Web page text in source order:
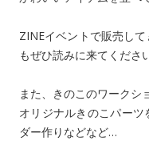
ZINEイベントで販売し
もぜひ読みに来てくださ
また、きのこのワークシ
オリジナルきのこパー
ダー作りなどなど…